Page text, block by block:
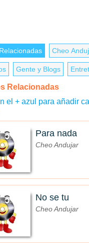
Relacionadas Cheo
Gente y Blogs
Relacionadas
el + azul para añadir
Para nada
Cheo Andujar
No se tu
Cheo Andujar